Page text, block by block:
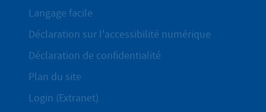
Langage facile
Déclaration sur l'accessibilité numérique
Déclaration de confidentialité
Plan du site
Login (Extranet)